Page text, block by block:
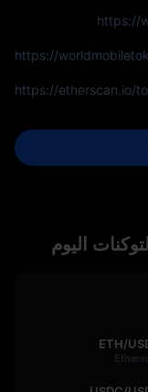
https://
اليوم
ETH/